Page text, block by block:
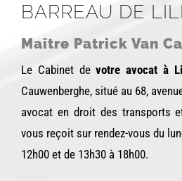
BARREAU DE
Maître Patrick Van
Le Cabinet devotre avocat à
Cauwenberghe, situé au 68,
avocat en droit des transports
vous reçoit sur rendez-vous du
12h00 et de 13h30 à 18h00.